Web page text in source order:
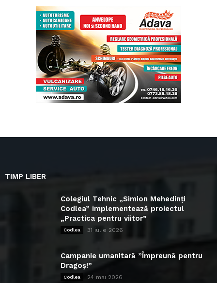
TIMP LIBER
Colegiul Tehnic „Simion Mehedinți
Codlea” implementează proiectul
„Practica pentru viitor”
Codlea 31 iulie 2026
Campanie umanitară ”Împreună pentru
Dragoș!”
Codlea 24 mai 2026